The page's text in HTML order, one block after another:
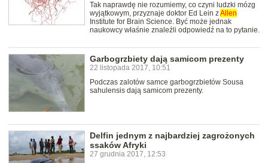
Tak naprawdę nie rozumiemy, co czyni ludzki mózg
wyjątkowym, przyznaje doktor Ed Lein zAllen
Institute for Brain Science. Być może jednak
naukowcy właśnie znaleźli odpowiedź na to pytanie.
Garbogrzbiety dają samicom prezenty
22 listopada 2017, 10:51
Podczas zalotów samce garbogrzbietów Sousa
sahulensis dają samicom prezenty.
Delfin jednym z najbardziej zagrożonych
ssaków Afryki
27 grudnia 2017, 12:53